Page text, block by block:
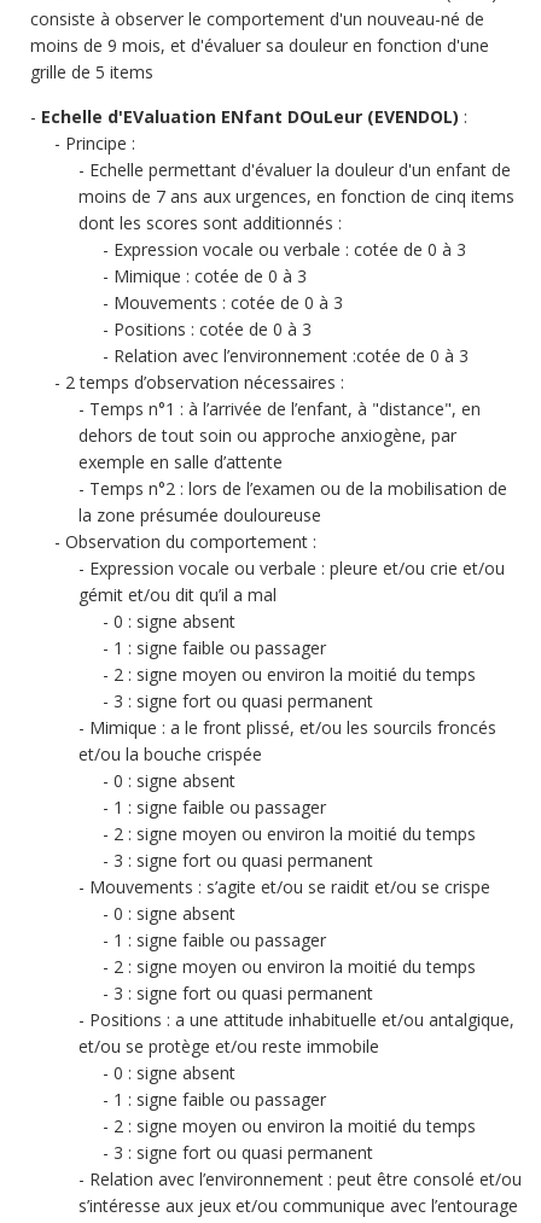
consiste à observer le comportement d'un nouveau-né de
moins de 9 mois, et d'évaluer sa douleur en fonction d'une
grille de 5 items
Echelle d'EValuation ENfant DOuLeur (EVENDOL) :
Principe :
Echelle permettant d'évaluer la douleur d'un enfant de
moins de 7 ans aux urgences, en fonction de cinq items
dont les scores sont additionnés :
Expression vocale ou verbale : cotée de 0 à 3
Mimique : cotée de 0 à 3
Mouvements : cotée de 0 à 3
Positions : cotée de 0 à 3
Relation avec l’environnement :cotée de 0 à 3
2 temps d’observation nécessaires :
Temps n°1 : à l’arrivée de l’enfant, à "distance", en
dehors de tout soin ou approche anxiogène, par
exemple en salle d’attente
Temps n°2 : lors de l’examen ou de la mobilisation de
la zone présumée douloureuse
Observation du comportement :
Expression vocale ou verbale : pleure et/ou crie et/ou
gémit et/ou dit qu’il a mal
0 : signe absent
1 : signe faible ou passager
2 : signe moyen ou environ la moitié du temps
3 : signe fort ou quasi permanent
Mimique : a le front plissé, et/ou les sourcils froncés
et/ou la bouche crispée
0 : signe absent
1 : signe faible ou passager
2 : signe moyen ou environ la moitié du temps
3 : signe fort ou quasi permanent
Mouvements : s’agite et/ou se raidit et/ou se crispe
0 : signe absent
1 : signe faible ou passager
2 : signe moyen ou environ la moitié du temps
3 : signe fort ou quasi permanent
Positions : a une attitude inhabituelle et/ou antalgique,
et/ou se protège et/ou reste immobile
0 : signe absent
1 : signe faible ou passager
2 : signe moyen ou environ la moitié du temps
3 : signe fort ou quasi permanent
Relation avec l’environnement : peut être consolé et/ou
s’intéresse aux jeux et/ou communique avec l’entourage